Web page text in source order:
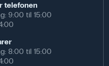
telefonen
9:00 til 15:00
8:00 til 15:00